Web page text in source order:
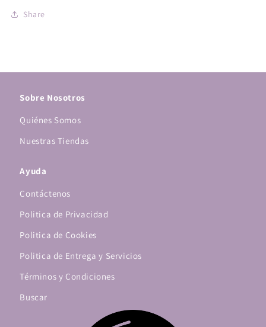
Share
Sobre Nosotros
Quiénes Somos
Nuestras Tiendas
Ayuda
Contáctenos
Politica de Privacidad
Politica de Cookies
Politica de Entrega y Servicios
Términos y Condiciones
Buscar